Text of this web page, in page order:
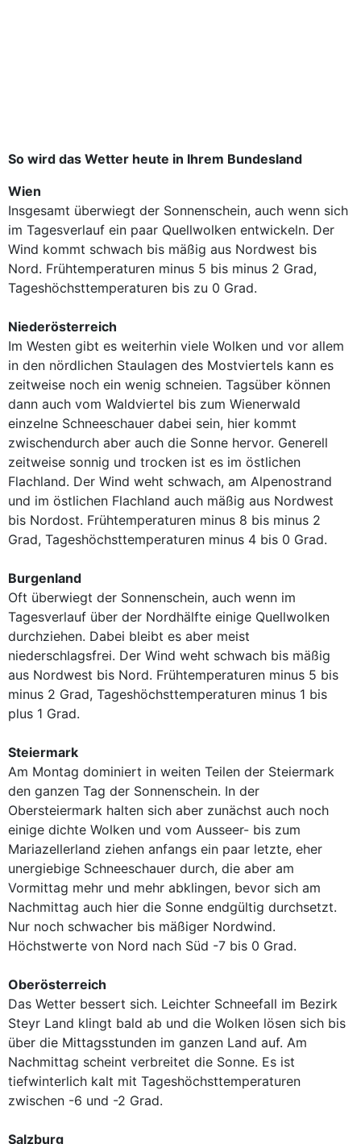
So wird das Wetter heute in Ihrem Bundesland
Wien
Insgesamt überwiegt der Sonnenschein, auch wenn sich
im Tagesverlauf ein paar Quellwolken entwickeln. Der
Wind kommt schwach bis mäßig aus Nordwest bis
Nord. Frühtemperaturen minus 5 bis minus 2 Grad,
Tageshöchsttemperaturen bis zu 0 Grad.
Niederösterreich
Im Westen gibt es weiterhin viele Wolken und vor allem
in den nördlichen Staulagen des Mostviertels kann es
zeitweise noch ein wenig schneien. Tagsüber können
dann auch vom Waldviertel bis zum Wienerwald
einzelne Schneeschauer dabei sein, hier kommt
zwischendurch aber auch die Sonne hervor. Generell
zeitweise sonnig und trocken ist es im östlichen
Flachland. Der Wind weht schwach, am Alpenostrand
und im östlichen Flachland auch mäßig aus Nordwest
bis Nordost. Frühtemperaturen minus 8 bis minus 2
Grad, Tageshöchsttemperaturen minus 4 bis 0 Grad.
Burgenland
Oft überwiegt der Sonnenschein, auch wenn im
Tagesverlauf über der Nordhälfte einige Quellwolken
durchziehen. Dabei bleibt es aber meist
niederschlagsfrei. Der Wind weht schwach bis mäßig
aus Nordwest bis Nord. Frühtemperaturen minus 5 bis
minus 2 Grad, Tageshöchsttemperaturen minus 1 bis
plus 1 Grad.
Steiermark
Am Montag dominiert in weiten Teilen der Steiermark
den ganzen Tag der Sonnenschein. In der
Obersteiermark halten sich aber zunächst auch noch
einige dichte Wolken und vom Ausseer- bis zum
Mariazellerland ziehen anfangs ein paar letzte, eher
unergiebige Schneeschauer durch, die aber am
Vormittag mehr und mehr abklingen, bevor sich am
Nachmittag auch hier die Sonne endgültig durchsetzt.
Nur noch schwacher bis mäßiger Nordwind.
Höchstwerte von Nord nach Süd -7 bis 0 Grad.
Oberösterreich
Das Wetter bessert sich. Leichter Schneefall im Bezirk
Steyr Land klingt bald ab und die Wolken lösen sich bis
über die Mittagsstunden im ganzen Land auf. Am
Nachmittag scheint verbreitet die Sonne. Es ist
tiefwinterlich kalt mit Tageshöchsttemperaturen
zwischen -6 und -2 Grad.
Salzburg